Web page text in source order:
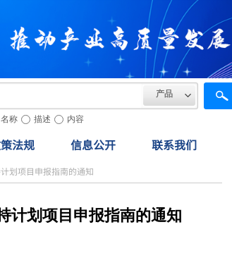
产品
名称 描述 内容
法规 信息公开 联系我们
划项目申报指南的通知
计划项目申报指南的通知